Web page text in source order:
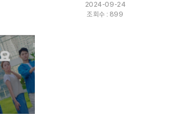
2024-09-24
조회수 : 899